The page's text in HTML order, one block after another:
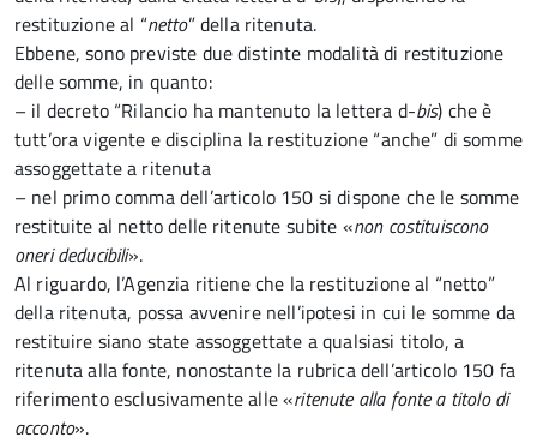
restituzione al “netto” della ritenuta.
Ebbene, sono previste due distinte modalità di restituzione
delle somme, in quanto:
– il decreto “Rilancio ha mantenuto la lettera d-bis) che è
tutt’ora vigente e disciplina la restituzione “anche” di somme
assoggettate a ritenuta
– nel primo comma dell’articolo 150 si dispone che le somme
restituite al netto delle ritenute subite «non costituiscono
oneri deducibili».
Al riguardo, l’Agenzia ritiene che la restituzione al “netto”
della ritenuta, possa avvenire nell’ipotesi in cui le somme da
restituire siano state assoggettate a qualsiasi titolo, a
ritenuta alla fonte, nonostante la rubrica dell’articolo 150 fa
riferimento esclusivamente alle «ritenute alla fonte a titolo di
acconto».